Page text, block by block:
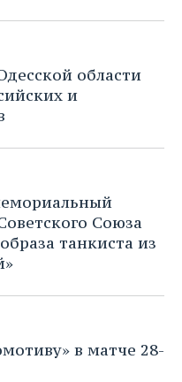
области
и
Союза
танкиста из
в матче 28-